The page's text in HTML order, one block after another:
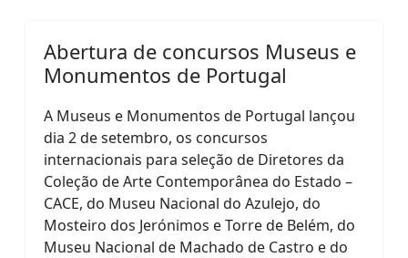
Abertura de concursos Museus e
Monumentos de Portugal
A Museus e Monumentos de Portugal lançou
dia 2 de setembro, os concursos
internacionais para seleção de Diretores da
Coleção de Arte Contemporânea do Estado –
CACE, do Museu Nacional do Azulejo, do
Mosteiro dos Jerónimos e Torre de Belém, do
Museu Nacional de Machado de Castro e do